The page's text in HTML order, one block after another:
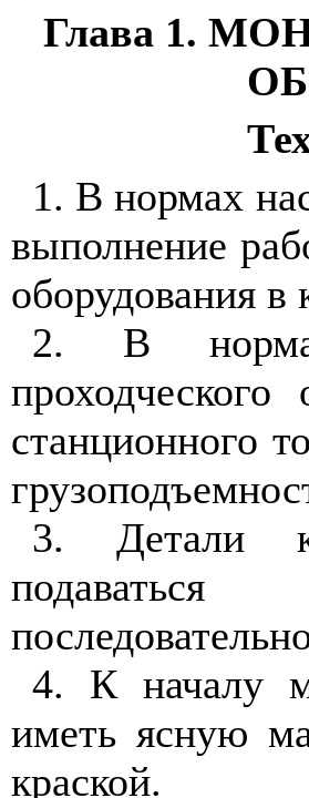
Глава 1.
1. В нормах
выполнение
оборудования в
2. В
проходческого
станционного
3. Детали
4. К началу
иметь ясную
краской.